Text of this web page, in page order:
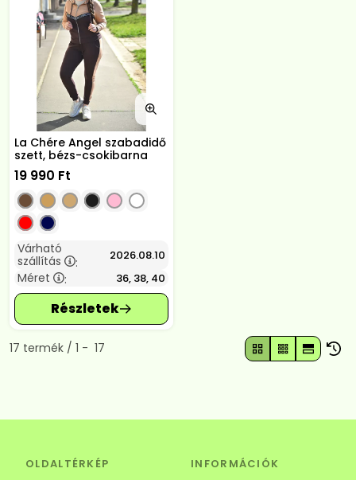
La Chére Angel szabadidő
szett, bézs-csokibarna
19 990 Ft
Várható
szállítás
: 2026.08.10
Méret : 36, 38, 40
Összes termék a kategóriában
17 termék 1 17
OLDALTÉRKÉP INFORMÁCIÓK